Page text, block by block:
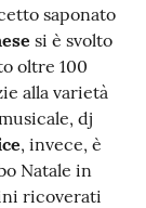
saponato
si è svolto
oltre 100
alla varietà
dj
, invece, è
Natale in
ricoverati